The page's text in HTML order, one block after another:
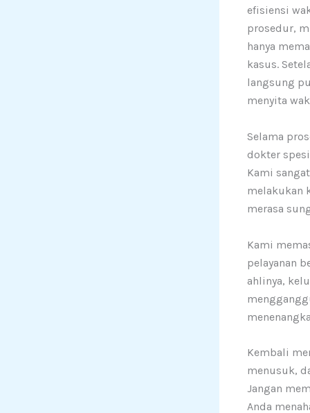
efisiensi
prosedur,
hanya
kasus.
langsung
menyita
Selama
dokter
Kami
melakukan
merasa
Kami
pelayanan
ahlinya,
Kembali
menusuk,
Jangan
Anda